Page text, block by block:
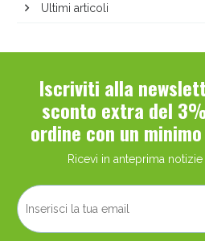
Ultimi articoli
Iscriviti alla
sconto extra del
ordine con un
Ricevi in anteprima